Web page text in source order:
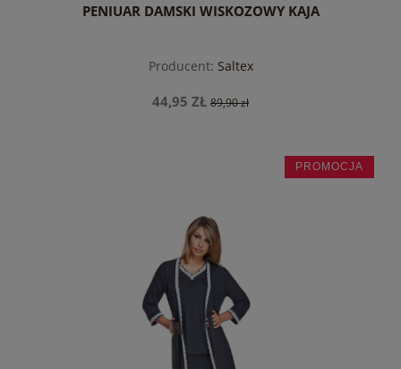
PENIUAR DAMSKI WISKOZOWY KAJA
Producent: Saltex
44,95 ZŁ 89,90 zł
do koszyka
PROMOCJA